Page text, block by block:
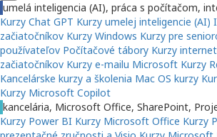
umelá inteligencia (AI), práca s počítačom,
Kurzy Chat GPT Kurzy umelej inteligencie (AI)
začiatočníkov Kurzy Windows Kurzy pre
používateľov Počítačové tábory Kurzy
začiatočníkov Kurzy e-mailu Microsoft Kurzy
Kancelárske kurzy a školenia Mac OS kurzy
Kurzy Microsoft Copilot
kancelária, Microsoft Office, SharePoint,
Kurzy Power BI Kurzy Microsoft Office Kurzy